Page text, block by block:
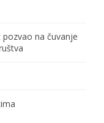
pozvao na čuvanje